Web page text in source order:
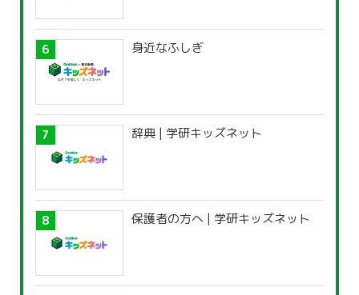
身近なふしぎ
辞典 | 学研キッズネット
保護者の方へ | 学研キッズネット